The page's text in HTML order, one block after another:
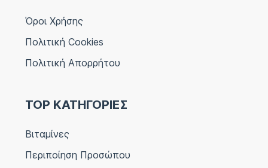
Όροι Χρήσης
Πολιτική Cookies
Πολιτική Απορρήτου
TOP ΚΑΤΗΓΟΡΙΕΣ
Βιταμίνες
Περιποίηση Προσώπου